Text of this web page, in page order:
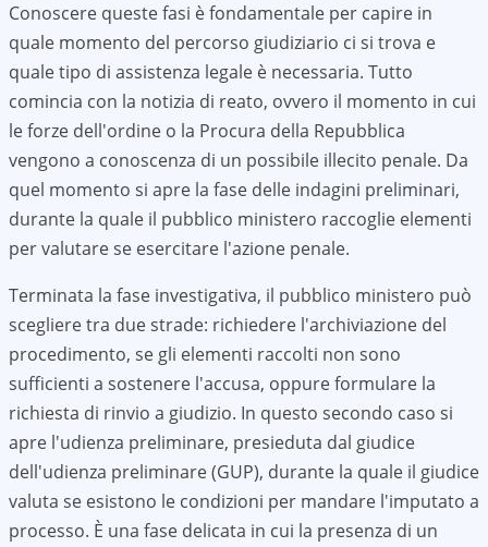
Conoscere queste fasi è fondamentale per capire in
quale momento del percorso giudiziario ci si trova e
quale tipo di assistenza legale è necessaria. Tutto
comincia con la notizia di reato, ovvero il momento in cui
le forze dell'ordine o la Procura della Repubblica
vengono a conoscenza di un possibile illecito penale. Da
quel momento si apre la fase delle indagini preliminari,
durante la quale il pubblico ministero raccoglie elementi
per valutare se esercitare l'azione penale.
Terminata la fase investigativa, il pubblico ministero può
scegliere tra due strade: richiedere l'archiviazione del
procedimento, se gli elementi raccolti non sono
sufficienti a sostenere l'accusa, oppure formulare la
richiesta di rinvio a giudizio. In questo secondo caso si
apre l'udienza preliminare, presieduta dal giudice
dell'udienza preliminare (GUP), durante la quale il giudice
valuta se esistono le condizioni per mandare l'imputato a
processo. È una fase delicata in cui la presenza di un